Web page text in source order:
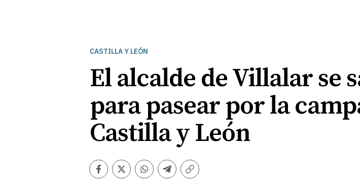
CASTILLA Y LEÓN
El alcalde de Villalar se
para pasear por la
Castilla y León
Facebook
TwitterWhatsapp
Telegram
Copiar